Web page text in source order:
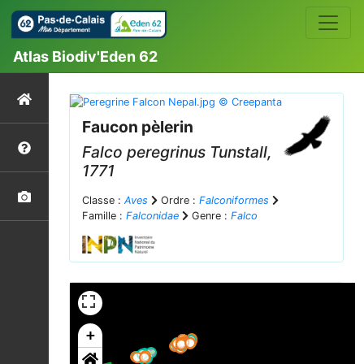
Atlas Biodiv'Eden 62
Faucon pèlerin
Falco peregrinus Tunstall,
1771
Classe : Aves Ordre : Falconiformes
Famille : Falconidae Genre : Falco
+